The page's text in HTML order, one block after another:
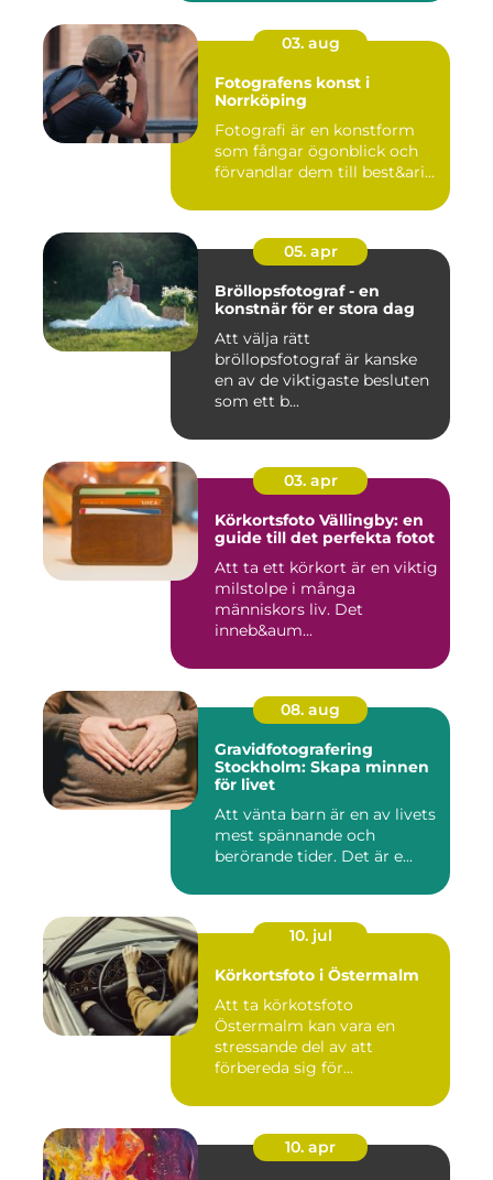
03. aug
Fotografens konst i
Norrköping
Fotografi är en konstform
som fångar ögonblick och
förvandlar dem till best&ari...
05. apr
Bröllopsfotograf - en
konstnär för er stora dag
Att välja rätt
bröllopsfotograf är kanske
en av de viktigaste besluten
som ett b...
03. apr
Körkortsfoto Vällingby: en
guide till det perfekta fotot
Att ta ett körkort är en viktig
milstolpe i många
människors liv. Det
inneb&aum...
08. aug
Gravidfotografering
Stockholm: Skapa minnen
för livet
Att vänta barn är en av livets
mest spännande och
berörande tider. Det är e...
10. jul
Körkortsfoto i Östermalm
Att ta körkotsfoto
Östermalm kan vara en
stressande del av att
förbereda sig för...
10. apr